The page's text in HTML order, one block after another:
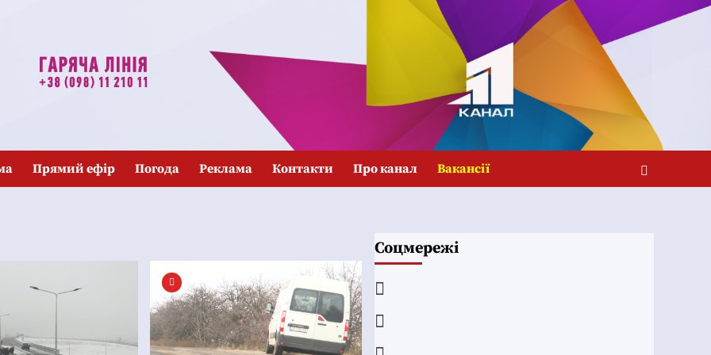
Прямий ефір Погода Реклама Контакти Про канал Вакансії
Соцмережі